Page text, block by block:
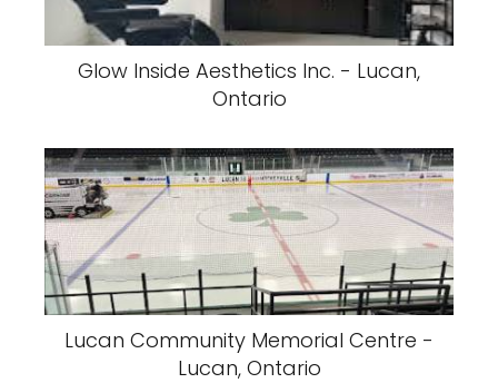
Glow Inside Aesthetics Inc. - Lucan,
Ontario
Lucan Community Memorial Centre -
Lucan, Ontario